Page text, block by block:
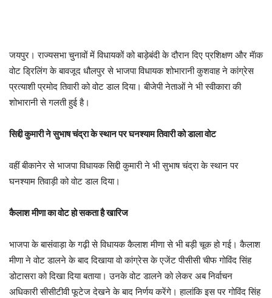
जयपुर। राज्यसभा चुनावों में विधायकों को बाड़ेबंदी के दौरान दिए प्रशिक्षण और मॅाक
वोट ड्रिलिंग के बावजूद धौलपुर से भाजपा विधायक शोभारानी कुशवाह ने कांग्रेस
प्रत्याशी प्रमोद तिवारी को वोट डाल दिया। बीजेपी नेताओं ने भी स्वीकारा की
शोभारानी से गलती हुई है।
सिद्दी कुमारी ने सुभाष चंद्रा के स्थान पर घनश्याम तिवारी को डाला वोट
वहीं बीकानेर से भाजपा विधायक सिद्दी कुमारी ने भी सुभाष चंद्रा के स्थान पर
घनश्याम तिवाड़ी को वोट डाल दिया।
कैलाश मीणा का वोट हो सकता है खारिज
भाजपा के बासंवाड़ा के गढ़ी से विधायक कैलाश मीणा से भी बड़ी चूक हो गई। कैलाश
मीणा ने वोट डालने के बाद दिखाया वो कांग्रेस के एजेंट पीसीसी चीफ गोविंद सिंह
डोटासरा को दिखा दिया बताया। उनके वोट डालने को लेकर अब निर्वाचन
अधिकारी सीसीटीवी फूटेज देखने के बाद निर्णय करेंगे। हालांकि इस पर गोविंद सिंह